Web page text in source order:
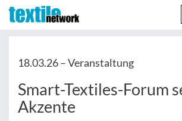
18.03.26 –Veranstaltung
Smart-Textiles-Forum
Akzente